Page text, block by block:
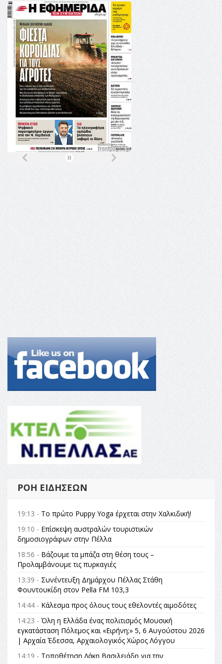
ΡΟΉ ΕΙΔΉΣΕΩΝ
19:13 - Το πρώτο Puppy Yoga έρχεται στην Χαλκιδική!
19:10 - Επίσκεψη αυστραλών τουριστικών
δημοσιογράφων στην Πέλλα
18:56 - Βάζουμε τα μπάζα στη θέση τους –
Προλαμβάνουμε τις πυρκαγιές
13:39 - Συνέντευξη Δημάρχου Πέλλας Στάθη
Φουντουκίδη στον Pella FM 103,3
14:44 - Κάλεσμα προς όλους τους εθελοντές αιμοδότες
14:23 - Όλη η Ελλάδα ένας πολιτισμός Μουσική
εγκατάσταση Πόλεμος και «Ειρήνη;» 5, 6 Αυγούστου 2026
| Αρχαία Έδεσσα, Αρχαιολογικός Χώρος Λόγγου
14:19 - Τοποθέτηση Λάκη Βασιλειάδη για την